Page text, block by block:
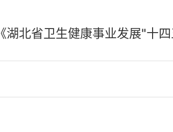
《湖北省卫生健康事业发展"十